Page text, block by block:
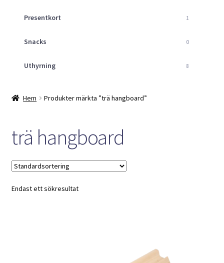
Presentkort 1
Snacks 0
Uthyrning 8
Hem Produkter märkta ”trä hangboard”
trä hangboard
Endast ett sökresultat